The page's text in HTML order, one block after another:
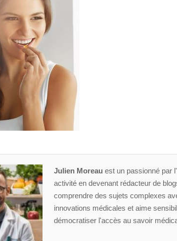
Julien Moreau est un passionné par
activité en devenant rédacteur de
comprendre des sujets complexes
innovations médicales et aime
démocratiser l'accès au savoir